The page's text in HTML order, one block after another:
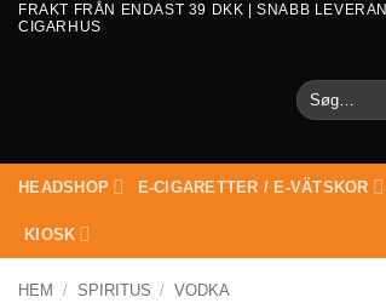
FRAKT FRÅN ENDAST 39 DKK | SNABB
CIGARHUS
Søg
efter:
HEADSHOP E-CIGARETTER / E-VÄTSKOR
KIOSK
HEM / SPIRITUS / VODKA